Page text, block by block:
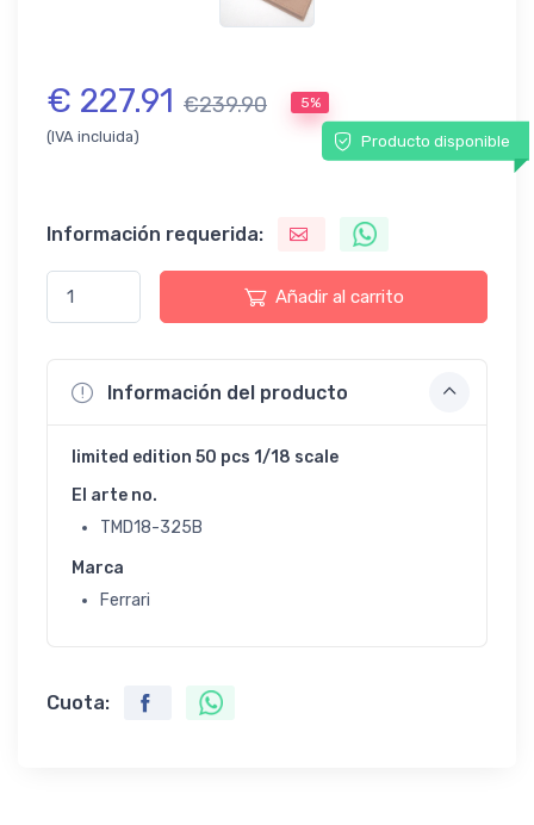
€ 227.91 €239.90 5%
(IVA incluida) Producto disponible
Información requerida:
Añadir al carrito
Información del producto
limited edition 50 pcs 1/18 scale
El arte no.
TMD18-325B
Marca
Ferrari
Cuota: